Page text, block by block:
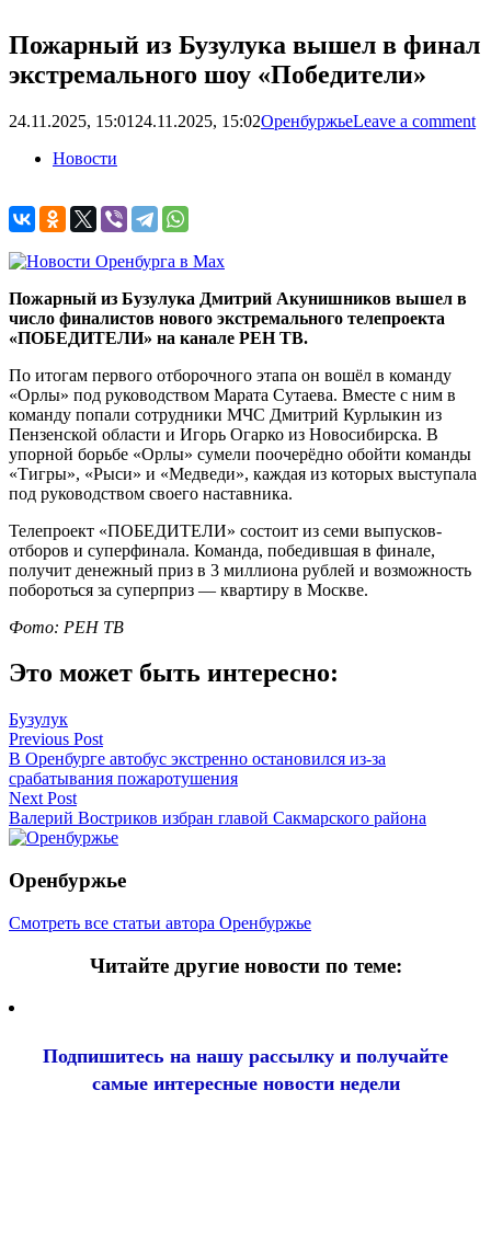
Пожарный из Бузулука вышел в финал
экстремального шоу «Победители»
24.11.2025, 15:01 24.11.2025, 15:02ОренбуржьеLeave a comment
Новости
Пожарный из Бузулука Дмитрий Акунишников вышел в
число финалистов нового экстремального телепроекта
«ПОБЕДИТЕЛИ» на канале РЕН ТВ.
По итогам первого отборочного этапа он вошёл в команду
«Орлы» под руководством Марата Сутаева. Вместе с ним в
команду попали сотрудники МЧС Дмитрий Курлыкин из
Пензенской области и Игорь Огарко из Новосибирска. В
упорной борьбе «Орлы» сумели поочерёдно обойти команды
«Тигры», «Рыси» и «Медведи», каждая из которых выступала
под руководством своего наставника.
Телепроект «ПОБЕДИТЕЛИ» состоит из семи выпусков-
отборов и суперфинала. Команда, победившая в финале,
получит денежный приз в 3 миллиона рублей и возможность
побороться за суперприз — квартиру в Москве.
Фото: РЕН ТВ
Это может быть интересно:
Бузулук
Навигация
по
записям
Previous Post
В Оренбурге автобус экстренно остановился из-за
срабатывания пожаротушения
Next Post
Валерий Востриков избран главой Сакмарского района
Оренбуржье
Смотреть все статьи автора Оренбуржье
Читайте другие новости по теме:
Подпишитесь на нашу рассылку и получайте
самые интересные новости недели